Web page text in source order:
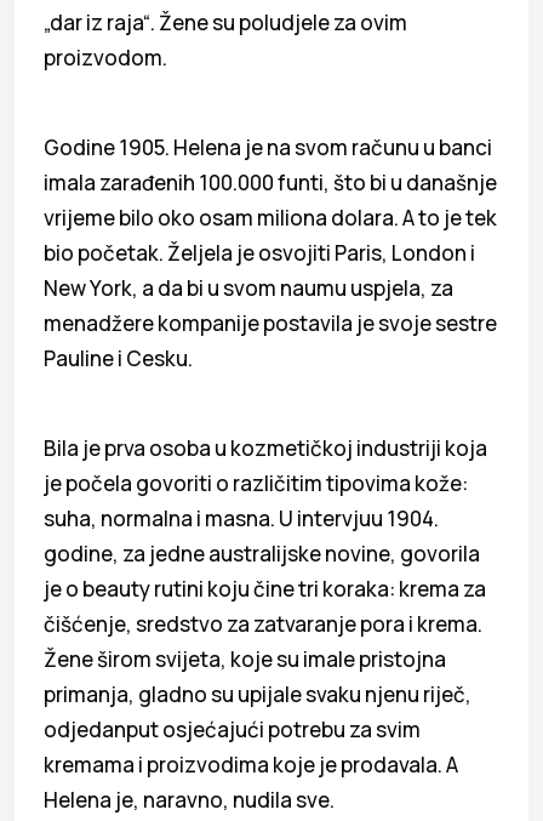
„dar iz raja“. Žene su poludjele za ovim
proizvodom.
Godine 1905. Helena je na svom računu u banci
imala zarađenih 100.000 funti, što bi u današnje
vrijeme bilo oko osam miliona dolara. A to je tek
bio početak. Željela je osvojiti Paris, London i
New York, a da bi u svom naumu uspjela, za
menadžere kompanije postavila je svoje sestre
Pauline i Cesku.
Bila je prva osoba u kozmetičkoj industriji koja
je počela govoriti o različitim tipovima kože:
suha, normalna i masna. U intervjuu 1904.
godine, za jedne australijske novine, govorila
je o beauty rutini koju čine tri koraka: krema za
čišćenje, sredstvo za zatvaranje pora i krema.
Žene širom svijeta, koje su imale pristojna
primanja, gladno su upijale svaku njenu riječ,
odjedanput osjećajući potrebu za svim
kremama i proizvodima koje je prodavala. A
Helena je, naravno, nudila sve.